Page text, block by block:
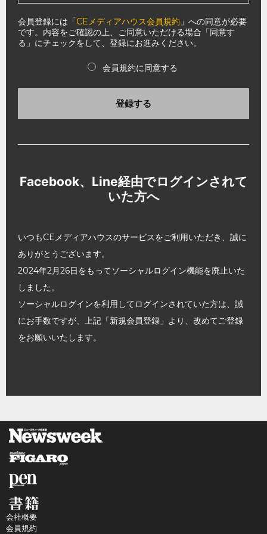
会員登録には「CEメディアハウス会員規約 」への同意が必要
です。内容をご確認の上、ご同意いただける場合「同意す
る」にチェックをして、登録にお進みください。
会員規約に同意する
登録する
Facebook、Line経由でログインされて
いた方へ
いつもCEメディアハウスのサービスをご利用いただき、誠に
ありがとうございます。
2024年2月26日をもってソーシャルログイン機能を廃止いた
しました。
ソーシャルログインを利用してログインされていた方は、誠
にお手数ですが、上記「新規会員登録」より、改めてご登録
をお願いいたします。
会社概要
会員規約